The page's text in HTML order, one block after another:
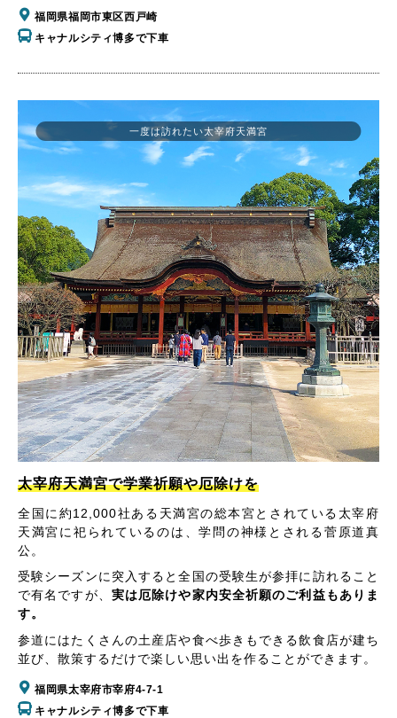
福岡県福岡市東区西戸崎
キャナルシティ博多で下車
太宰府天満宮で学業祈願や厄除けを
全国に約12,000社ある天満宮の総本宮とされている太宰府
天満宮に祀られているのは、学問の神様とされる菅原道真
公。
受験シーズンに突入すると全国の受験生が参拝に訪れること
で有名ですが、 実は厄除けや家内安全祈願のご利益もありま
す。
参道にはたくさんの土産店や食べ歩きもできる飲食店が建ち
並び、散策するだけで楽しい思い出を作ることができます。
福岡県太宰府市宰府4-7-1
キャナルシティ博多で下車
一度は訪れたい太宰府天満宮